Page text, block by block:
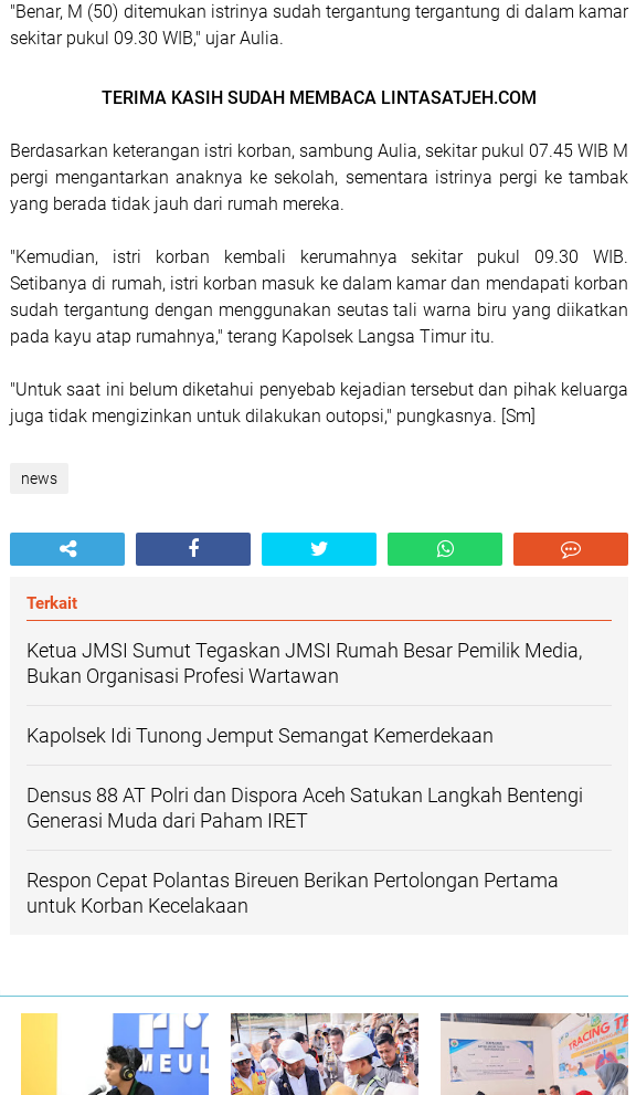
"Benar, M (50) ditemukan istrinya sudah tergantung tergantung di dalam kamar
sekitar pukul 09.30 WIB," ujar Aulia.
TERIMA KASIH SUDAH MEMBACA LINTASATJEH.COM
Berdasarkan keterangan istri korban, sambung Aulia, sekitar pukul 07.45 WIB M
pergi mengantarkan anaknya ke sekolah, sementara istrinya pergi ke tambak
yang berada tidak jauh dari rumah mereka.
"Kemudian, istri korban kembali kerumahnya sekitar pukul 09.30 WIB.
Setibanya di rumah, istri korban masuk ke dalam kamar dan mendapati korban
sudah tergantung dengan menggunakan seutas tali warna biru yang diikatkan
pada kayu atap rumahnya," terang Kapolsek Langsa Timur itu.
"Untuk saat ini belum diketahui penyebab kejadian tersebut dan pihak keluarga
juga tidak mengizinkan untuk dilakukan outopsi," pungkasnya. [Sm]
news
Terkait
Ketua JMSI Sumut Tegaskan JMSI Rumah Besar Pemilik Media,
Bukan Organisasi Profesi Wartawan
Kapolsek Idi Tunong Jemput Semangat Kemerdekaan
Densus 88 AT Polri dan Dispora Aceh Satukan Langkah Bentengi
Generasi Muda dari Paham IRET
Respon Cepat Polantas Bireuen Berikan Pertolongan Pertama
untuk Korban Kecelakaan